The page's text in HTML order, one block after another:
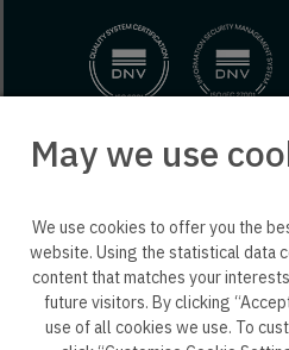
ep life science
© 2025 engineering people GmbH. All
May we use
We use cookies to offer you the
website. Using the statistical data
content that matches your
future visitors. By clicking
use of all cookies we use. To